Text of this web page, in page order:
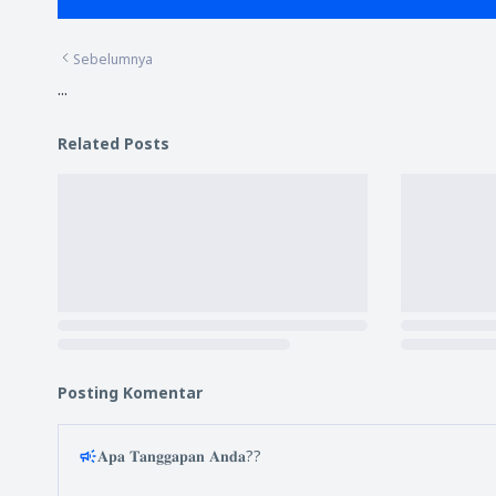
Sebelumnya
...
Related Posts
Posting Komentar
𝐀𝐩𝐚 𝐓𝐚𝐧𝐠𝐠𝐚𝐩𝐚𝐧 𝐀𝐧𝐝𝐚??